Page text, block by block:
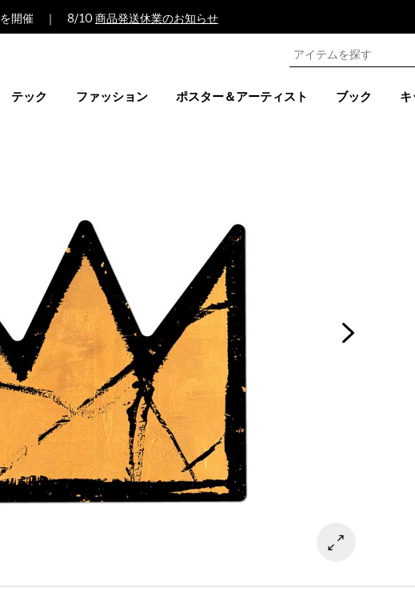
を開催 ｜ 8/10 商品発送休業のお知らせ
テック ファッション ポスター＆アーティスト ブック キ